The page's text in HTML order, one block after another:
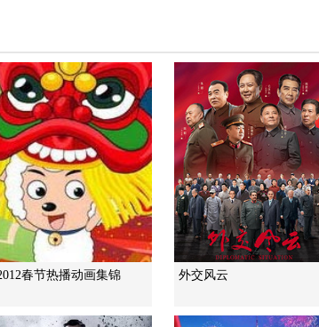
春节热播动画集锦 外交风云